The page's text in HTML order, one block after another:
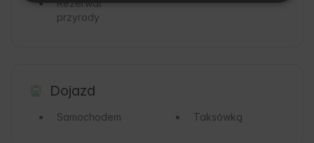
Rezerwat
przyrody
Dojazd
Samochodem Taksówką